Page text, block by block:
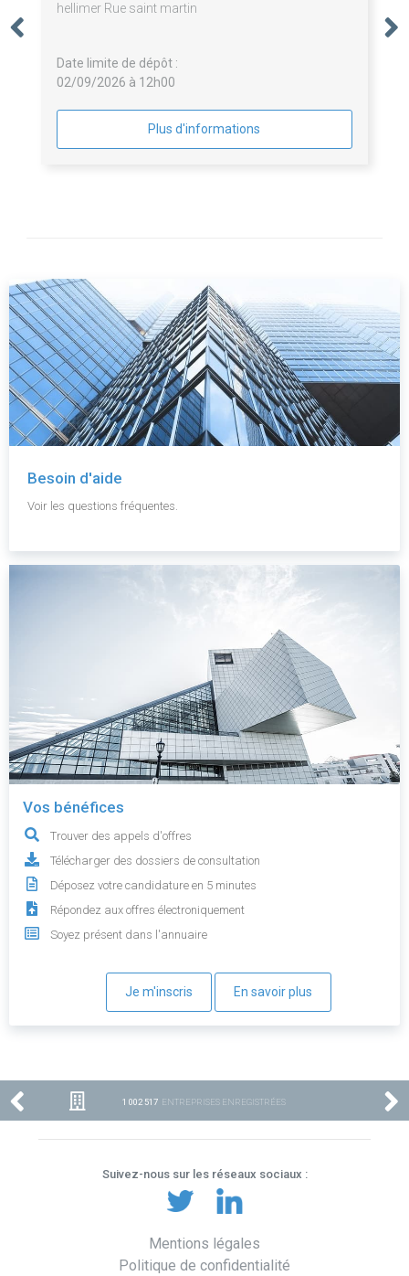
hellimer Rue saint martin
Date limite de dépôt :
02/09/2026 à 12h00
Plus d'informations
Besoin d'aide
Voir les questions fréquentes.
Vos bénéfices
Trouver des appels d'offres
Télécharger des dossiers de consultation
Déposez votre candidature en 5 minutes
Répondez aux offres électroniquement
Soyez présent dans l'annuaire
Je m'inscris En savoir plus
1 002 517 ENTREPRISES ENREGISTRÉES
Suivez-nous sur les réseaux sociaux :
Mentions légales
Politique de confidentialité